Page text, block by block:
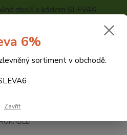
zboží s kódem SLEVA6
Hledat
6%
sortiment v obchodě:
Zavřít